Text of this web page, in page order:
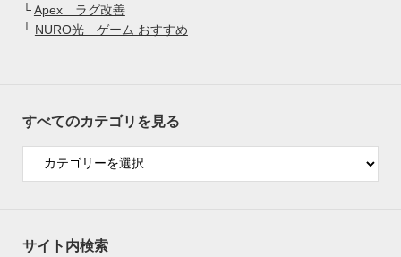
└Apex ラグ改善
└ NURO光 ゲーム おすすめ
すべてのカテゴリを見る
サイト内検索